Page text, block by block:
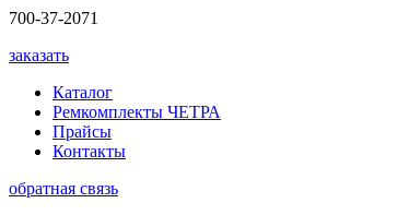
700-37-2071
заказать
Каталог
Ремкомплекты ЧЕТРА
Прайсы
Контакты
обратная связь